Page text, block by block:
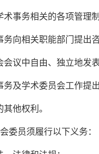
术事务相关的各项管理
务向相关职能部门提出
会议中自由、独立地发
务及学术委员会工作提
其他权利。
委员须履行以下义务：